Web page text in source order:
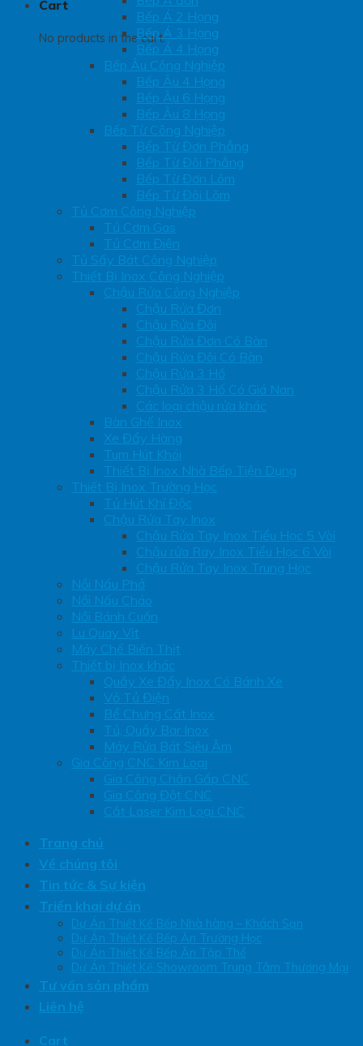
Cart
No products in the cart.
Bếp Á 2 Họng
Bếp Á 3 Họng
Bếp Á 4 Họng
Bếp Âu Công Nghiệp
Bếp Âu 4 Họng
Bếp Âu 6 Họng
Bếp Âu 8 Họng
Bếp Từ Công Nghiệp
Bếp Từ Đơn Phẳng
Bếp Từ Đôi Phẳng
Bếp Từ Đơn Lõm
Bếp Từ Đôi Lõm
Tủ Cơm Công Nghiệp
Tủ Cơm Gas
Tủ Cơm Điện
Tủ Sấy Bát Công Nghiệp
Thiết Bị Inox Công Nghiệp
Chậu Rửa Công Nghiệp
Chậu Rửa Đơn
Chậu Rửa Đôi
Chậu Rửa Đơn Có Bàn
Chậu Rửa Đôi Có Bàn
Chậu Rửa 3 Hố
Chậu Rửa 3 Hố Có Giá Nan
Các loại chậu rửa khác
Bàn Ghế Inox
Xe Đẩy Hàng
Tum Hút Khói
Thiết Bị Inox Nhà Bếp Tiện Dụng
Thiết Bị Inox Trường Học
Tủ Hút Khí Độc
Chậu Rửa Tay Inox
Chậu Rửa Tay Inox Tiểu Học 5 Vòi
Chậu rửa Ray Inox Tiểu Học 6 Vòi
Chậu Rửa Tay Inox Trung Học
Nồi Nấu Phở
Nồi Nấu Cháo
Nồi Bánh Cuốn
Lu Quay Vịt
Máy Chế Biến Thịt
Thiết bị Inox khác
Quầy Xe Đẩy Inox Có Bánh Xe
Vỏ Tủ Điện
Bể Chưng Cất Inox
Tủ, Quầy Bar Inox
Máy Rửa Bát Siêu Âm
Gia Công CNC Kim Loại
Gia Công Chắn Gấp CNC
Gia Công Đột CNC
Cắt Laser Kim Loại CNC
Trang chủ
Về chúng tôi
Tin tức & Sự kiện
Triển khai dự án
Dự Án Thiết Kế Bếp Nhà hàng – Khách Sạn
Dự Án Thiết Kế Bếp Ăn Trường Học
Dự Án Thiết Kế Bếp Ăn Tập Thể
Dự Án Thiết Kế Showroom Trung Tâm Thương Mại
Tư vấn sản phẩm
Liên hệ
Cart